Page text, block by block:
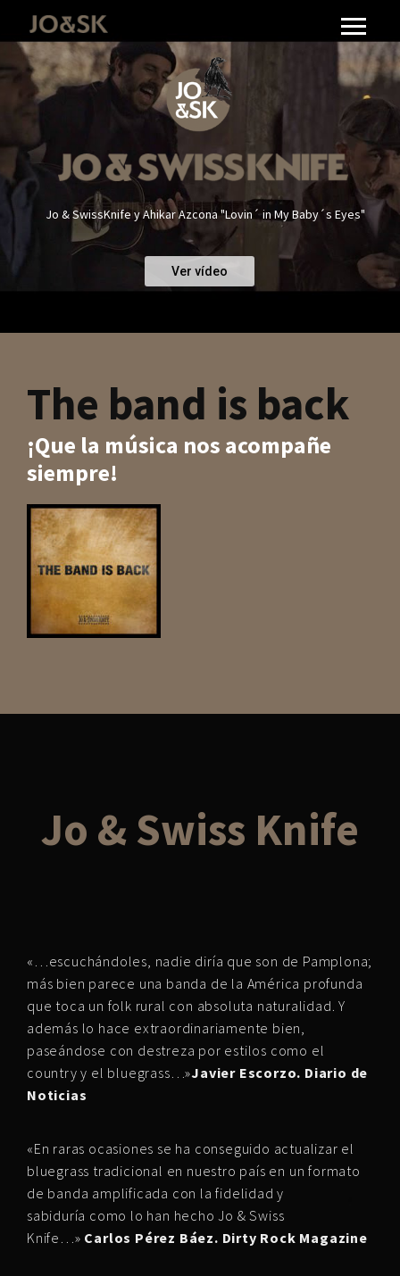
Jo & SwissKnife y Ahikar Azcona "Lovin´ in My Baby´s Eyes"
Ver vídeo
The band is back
¡Que la música nos acompañe
siempre!
Jo & Swiss Knife
«…escuchándoles, nadie diría que son de Pamplona;
más bien parece una banda de la América profunda
que toca un folk rural con absoluta naturalidad. Y
además lo hace extraordinariamente bien,
paseándose con destreza por estilos como el
country y el bluegrass…»Javier Escorzo. Diario de
Noticias
«En raras ocasiones se ha conseguido actualizar el
bluegrass tradicional en nuestro país en un formato
de banda amplificada con la fidelidad y
sabiduría como lo han hecho Jo & Swiss
Knife…» Carlos Pérez Báez. Dirty Rock Magazine